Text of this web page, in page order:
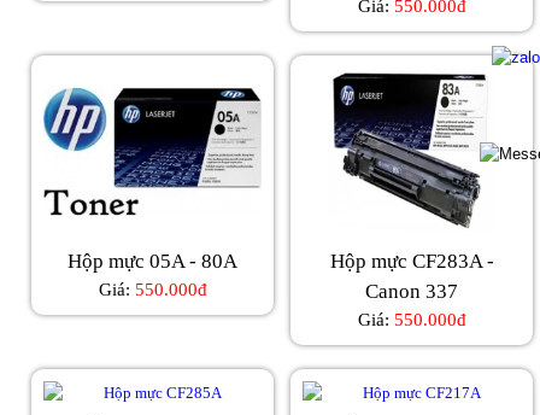
Giá: 550.000đ
Hộp mực 05A - 80A
Giá: 550.000đ
Hộp mực CF283A -
Canon 337
Giá: 550.000đ